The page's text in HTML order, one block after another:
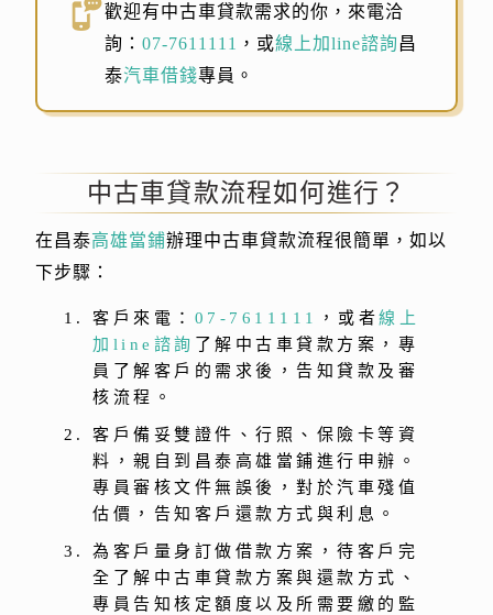
歡迎有中古車貸款需求的你，來電洽
詢：07-7611111 ，或線上加line諮詢昌
泰汽車借錢專員。
中古車貸款流程如何進行？
在昌泰高雄當鋪辦理中古車貸款流程很簡單，如以
下步驟：
客戶來電： 07-7611111 ，或者線上
加line諮詢 了解中古車貸款方案，專
員了解客戶的需求後，告知貸款及審
核流程。
客戶備妥雙證件、行照、保險卡等資
料，親自到昌泰高雄當鋪進行申辦。
專員審核文件無誤後，對於汽車殘值
估價，告知客戶還款方式與利息。
為客戶量身訂做借款方案，待客戶完
全了解中古車貸款方案與還款方式、
專員告知核定額度以及所需要繳的監